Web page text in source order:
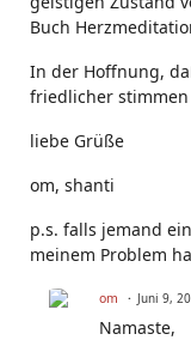
Buch
In der Hoffnung,
friedlicher
liebe Grüße
om, shanti
p.s. falls jemand
meinem Problem
om Juni 9,
Namaste,